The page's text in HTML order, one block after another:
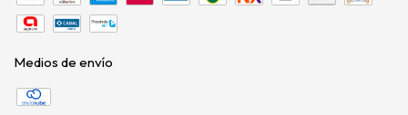
Medios de envío